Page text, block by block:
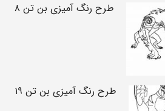
طرح رنگ آمیزی بن تن ۸
طرح رنگ آمیزی بن تن ۱۹